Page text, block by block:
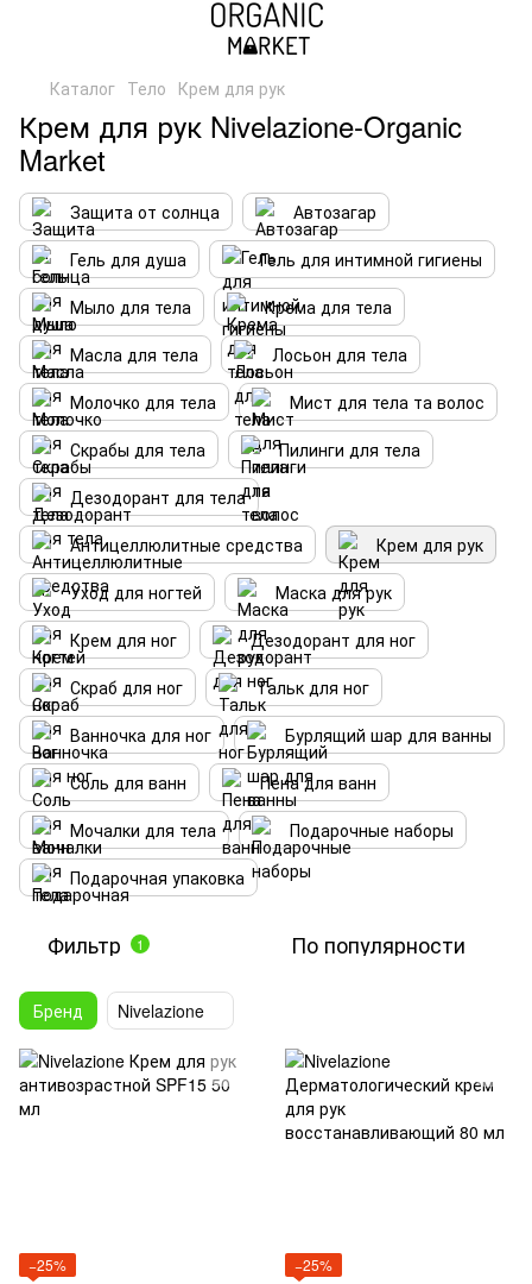
Каталог Тело Крем для рук
Крем для рук Nivelazione-Organic
Market
Защита от солнца
Автозагар
Гель для душа
Гель для интимной гигиены
Мыло для тела
Крема для тела
Масла для тела
Лосьон для тела
Молочко для тела
Мист для тела та волос
Скрабы для тела
Пилинги для тела
Дезодорант для тела
Антицеллюлитные средства
Крем для рук
Уход для ногтей
Маска для рук
Крем для ног
Дезодорант для ног
Скраб для ног
Тальк для ног
Ванночка для ног
Бурлящий шар для ванны
Соль для ванн
Пена для ванн
Мочалки для тела
Подарочные наборы
Подарочная упаковка
Фильтр 1 По популярности
Бренд Nivelazione
−25% −25%